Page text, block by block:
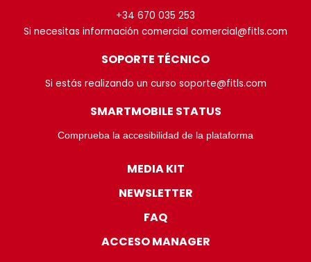
+34 670 035 253
Si necesitas información comercial comercial@fitls.com
SOPORTE TÉCNICO
Si estás realizando un curso soporte@fitls.com
SMARTMOBILE STATUS
Comprueba la accesibilidad de la plataforma
MEDIA KIT
NEWSLETTER
FAQ
ACCESO MANAGER